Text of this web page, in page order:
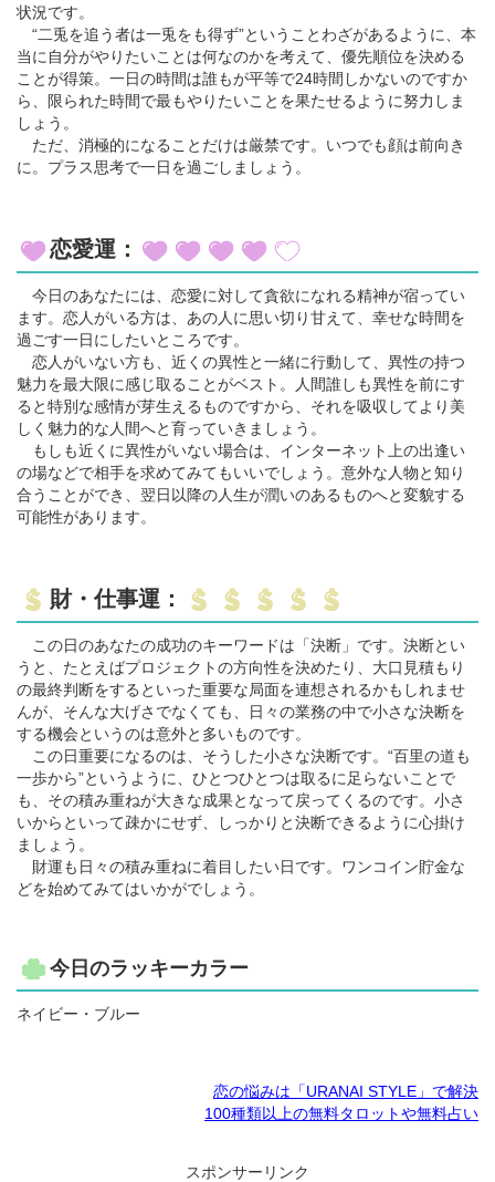
状況です。
“二兎を追う者は一兎をも得ず”ということわざがあるように、本
当に自分がやりたいことは何なのかを考えて、優先順位を決める
ことが得策。一日の時間は誰もが平等で24時間しかないのですか
ら、限られた時間で最もやりたいことを果たせるように努力しま
しょう。
ただ、消極的になることだけは厳禁です。いつでも顔は前向き
に。プラス思考で一日を過ごしましょう。
恋愛運：
今日のあなたには、恋愛に対して貪欲になれる精神が宿ってい
ます。恋人がいる方は、あの人に思い切り甘えて、幸せな時間を
過ごす一日にしたいところです。
恋人がいない方も、近くの異性と一緒に行動して、異性の持つ
魅力を最大限に感じ取ることがベスト。人間誰しも異性を前にす
ると特別な感情が芽生えるものですから、それを吸収してより美
しく魅力的な人間へと育っていきましょう。
もしも近くに異性がいない場合は、インターネット上の出逢い
の場などで相手を求めてみてもいいでしょう。意外な人物と知り
合うことができ、翌日以降の人生が潤いのあるものへと変貌する
可能性があります。
財・仕事運：
この日のあなたの成功のキーワードは「決断」です。決断とい
うと、たとえばプロジェクトの方向性を決めたり、大口見積もり
の最終判断をするといった重要な局面を連想されるかもしれませ
んが、そんな大げさでなくても、日々の業務の中で小さな決断を
する機会というのは意外と多いものです。
この日重要になるのは、そうした小さな決断です。“百里の道も
一歩から”というように、ひとつひとつは取るに足らないことで
も、その積み重ねが大きな成果となって戻ってくるのです。小さ
いからといって疎かにせず、しっかりと決断できるように心掛け
ましょう。
財運も日々の積み重ねに着目したい日です。ワンコイン貯金な
どを始めてみてはいかがでしょう。
今日のラッキーカラー
ネイビー・ブルー
恋の悩みは「URANAI STYLE」で解決
100種類以上の無料タロットや無料占い
スポンサーリンク